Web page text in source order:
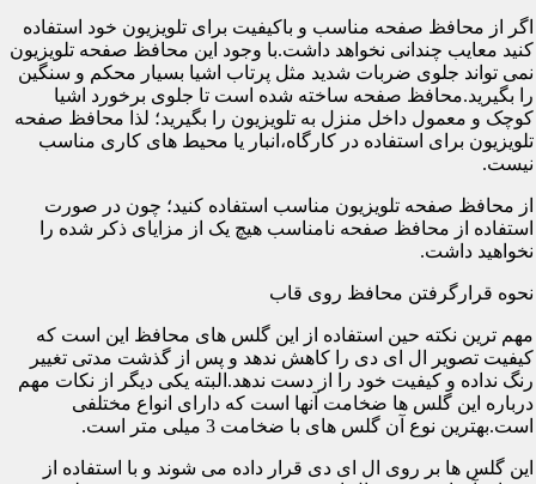
اگر از محافظ صفحه مناسب و باکیفیت برای تلویزیون خود استفاده
کنید معایب چندانی نخواهد داشت.با وجود این محافظ صفحه تلویزیون
نمی تواند جلوی ضربات شدید مثل پرتاب اشیا بسیار محکم و سنگین
را بگیرید.محافظ صفحه ساخته شده است تا جلوی برخورد اشیا
کوچک و معمول داخل منزل به تلویزیون را بگیرید؛ لذا محافظ صفحه
تلویزیون برای استفاده در کارگاه،انبار یا محیط های کاری مناسب
نیست.
از محافظ صفحه تلویزیون مناسب استفاده کنید؛ چون در صورت
استفاده از محافظ صفحه نامناسب هیچ یک از مزایای ذکر شده را
نخواهید داشت.
نحوه قرارگرفتن محافظ روی قاب
مهم ترین نکته حین استفاده از این گلس های محافظ این است که
کیفیت تصویر ال ای دی را کاهش ندهد و پس از گذشت مدتی تغییر
رنگ نداده و کیفیت خود را از دست ندهد.البته یکی دیگر از نکات مهم
درباره این گلس ها ضخامت آنها است که دارای انواع مختلفی
است.بهترین نوع آن گلس های با ضخامت 3 میلی متر است.
این گلس ها بر روی ال ای دی قرار داده می شوند و با استفاده از